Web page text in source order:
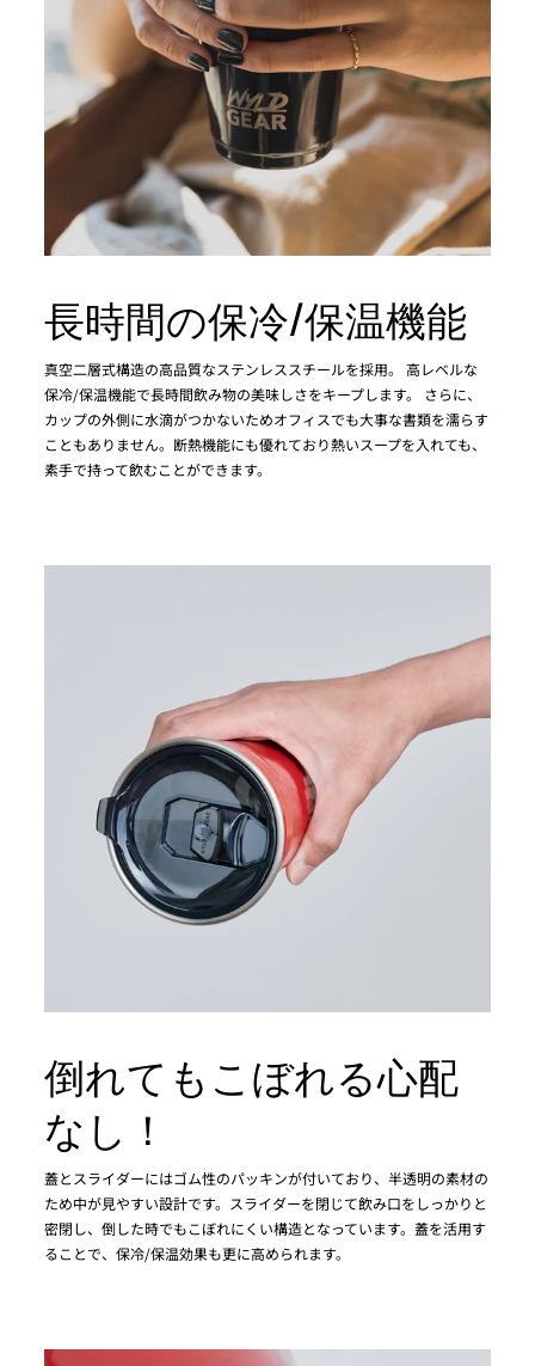
長時間の保冷/保温機能
真空二層式構造の高品質なステンレススチールを採用。 高レベルな
保冷/保温機能で長時間飲み物の美味しさをキープします。 さらに、
カップの外側に水滴がつかないためオフィスでも大事な書類を濡らす
こともありません。断熱機能にも優れており熱いスープを入れても、
素手で持って飲むことができます。
倒れてもこぼれる心配
なし！
蓋とスライダーにはゴム性のパッキンが付いており、半透明の素材の
ため中が見やすい設計です。スライダーを閉じて飲み口をしっかりと
密閉し、倒した時でもこぼれにくい構造となっています。蓋を活用す
ることで、保冷/保温効果も更に高められます。